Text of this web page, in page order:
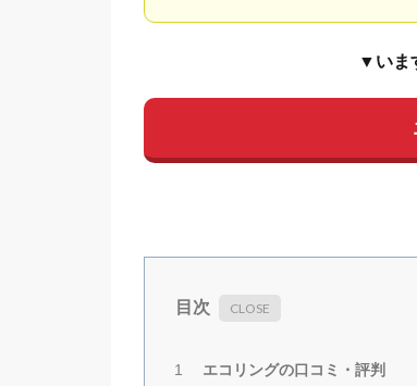
▼いま
目次
1
エコリングの口コミ・評判